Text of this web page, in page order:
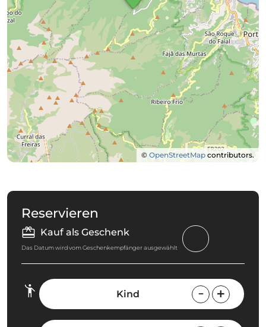
© OpenStreetMap contributors.
Reservieren
Kauf als Geschenk
Das Datum wird vom Geschenkempfänger ausgewählt
Kind